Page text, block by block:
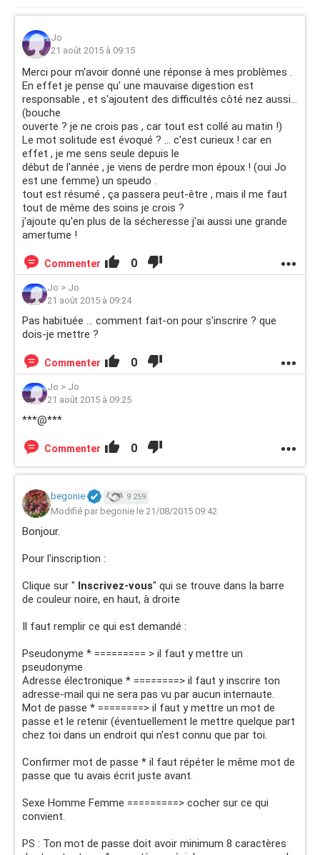
Jo
21 août 2015 à 09:15
Merci pour m'avoir donné une réponse à mes problèmes .
En effet je pense qu' une mauvaise digestion est
responsable , et s'ajoutent des difficultés côté nez aussi...
(bouche
ouverte ? je ne crois pas , car tout est collé au matin !)
Le mot solitude est évoqué ? ... c'est curieux ! car en
effet , je me sens seule depuis le
début de l'année , je viens de perdre mon époux ! (oui Jo
est une femme) un speudo .
tout est résumé , ça passera peut-être , mais il me faut
tout de même des soins je crois ?
j'ajoute qu'en plus de la sécheresse j'ai aussi une grande
amertume !
Commenter 0
Jo > Jo
21 août 2015 à 09:24
Pas habituée ... comment fait-on pour s'inscrire ? que
dois-je mettre ?
Commenter 0
Jo > Jo
21 août 2015 à 09:25
***@***
Commenter 0
begonie 9 259
Modifié par begonie le 21/08/2015 09:42
Bonjour.
Pour l'inscription :
Clique sur " Inscrivez-vous" qui se trouve dans la barre
de couleur noire, en haut, à droite
Il faut remplir ce qui est demandé :
Pseudonyme * ========= > il faut y mettre un
pseudonyme
Adresse électronique * ========> il faut y inscrire ton
adresse-mail qui ne sera pas vu par aucun internaute.
Mot de passe * ========> il faut y mettre un mot de
passe et le retenir (éventuellement le mettre quelque part
chez toi dans un endroit qui n'est connu que par toi.
Confirmer mot de passe * il faut répéter le même mot de
passe que tu avais écrit juste avant.
Sexe Homme Femme =========> cocher sur ce qui
convient.
PS : Ton mot de passe doit avoir minimum 8 caractères